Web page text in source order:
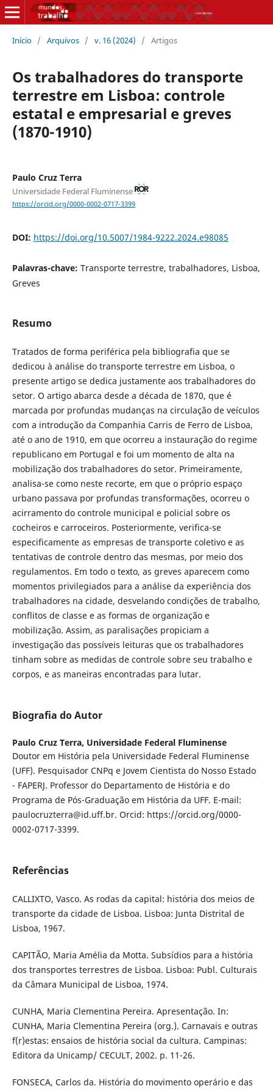
Início / Arquivos / v. 16 (2024) / Artigos
Os trabalhadores do transporte
terrestre em Lisboa: controle
estatal e empresarial e greves
(1870-1910)
Paulo Cruz Terra
Universidade Federal Fluminense
https://orcid.org/0000-0002-0717-3399
DOI: https://doi.org/10.5007/1984-9222.2024.e98085
Palavras-chave: Transporte terrestre, trabalhadores, Lisboa,
Greves
Resumo
Tratados de forma periférica pela bibliografia que se
dedicou à análise do transporte terrestre em Lisboa, o
presente artigo se dedica justamente aos trabalhadores do
setor. O artigo abarca desde a década de 1870, que é
marcada por profundas mudanças na circulação de veículos
com a introdução da Companhia Carris de Ferro de Lisboa,
até o ano de 1910, em que ocorreu a instauração do regime
republicano em Portugal e foi um momento de alta na
mobilização dos trabalhadores do setor. Primeiramente,
analisa-se como neste recorte, em que o próprio espaço
urbano passava por profundas transformações, ocorreu o
acirramento do controle municipal e policial sobre os
cocheiros e carroceiros. Posteriormente, verifica-se
especificamente as empresas de transporte coletivo e as
tentativas de controle dentro das mesmas, por meio dos
regulamentos. Em todo o texto, as greves aparecem como
momentos privilegiados para a análise da experiência dos
trabalhadores na cidade, desvelando condições de trabalho,
conflitos de classe e as formas de organização e
mobilização. Assim, as paralisações propiciam a
investigação das possíveis leituras que os trabalhadores
tinham sobre as medidas de controle sobre seu trabalho e
corpos, e as maneiras encontradas para lutar.
Biografia do Autor
Paulo Cruz Terra, Universidade Federal Fluminense
Doutor em História pela Universidade Federal Fluminense
(UFF). Pesquisador CNPq e Jovem Cientista do Nosso Estado
- FAPERJ. Professor do Departamento de História e do
Programa de Pós-Graduação em História da UFF. E-mail:
paulocruzterra@id.uff.br. Orcid: https://orcid.org/0000-
0002-0717-3399.
Referências
CALLIXTO, Vasco. As rodas da capital: história dos meios de
transporte da cidade de Lisboa. Lisboa: Junta Distrital de
Lisboa, 1967.
CAPITÃO, Maria Amélia da Motta. Subsídios para a história
dos transportes terrestres de Lisboa. Lisboa: Publ. Culturais
da Câmara Municipal de Lisboa, 1974.
CUNHA, Maria Clementina Pereira. Apresentação. In:
CUNHA, Maria Clementina Pereira (org.). Carnavais e outras
f(r)estas: ensaios de história social da cultura. Campinas:
Editora da Unicamp/ CECULT, 2002. p. 11-26.
FONSECA, Carlos da. História do movimento operário e das